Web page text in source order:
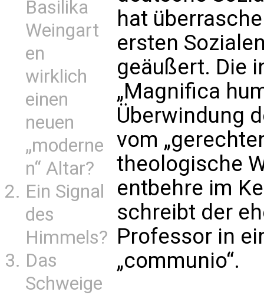
Basilika
Weingart
en
wirklich
einen
neuen
„moderne
n“ Altar?
Ein Signal
des
Himmels?
Das
Schweige
hat
ersten
geäußert. Die
„Magnifica
Überwindung
vom
theologische
entbehre im
schreibt der
Professor in
„communio“.